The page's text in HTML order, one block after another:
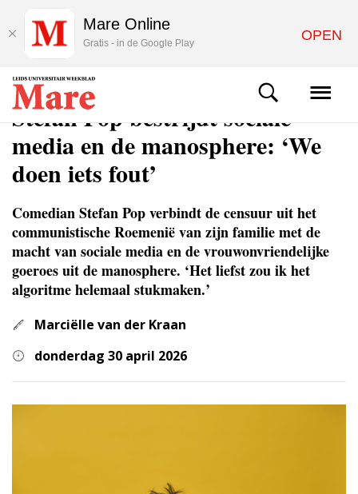
CULTUUR
Stefan Pop bestrijdt sociale
media en de manosphere: ‘We
doen iets fout’
Comedian Stefan Pop verbindt de censuur uit het
communistische Roemenië van zijn familie met de
macht van sociale media en de vrouwonvriendelijke
goeroes uit de mano­sphere. ‘Het liefst zou ik het
algoritme helemaal stukmaken.’
Marciëlle van der Kraan
donderdag 30 april 2026
Mare Online
Gratis - in de Google Play OPEN